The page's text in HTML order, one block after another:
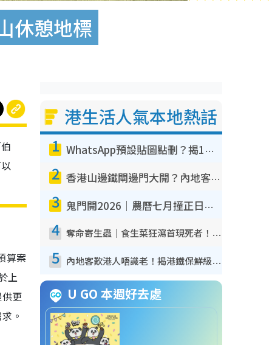
休憩地標
算案
上
更
。
港生活人氣本地熱話
1 WhatsApp預設貼圖點刪？揭1招「反向操作」還原簡潔介面 附3步實測教學
2 香港山邊鐵閘邊門大開？內地客困惑意義何在！網民神回覆：呢種叫法理性防禦
3 鬼門開2026｜農曆七月撞正日全食特別邪？專家警告切忌做一事！揭4大禁忌+2招保平安
4 奪命寄生蟲｜食生菜狂瀉首現死者！疫潮惡化錄1.8萬宗病例 揭洗菜3大謬誤
5 內地客歎港人唔識老！揭港鐵保鮮級冷氣 港人求放過：咪投訴
U GO 本週好去處